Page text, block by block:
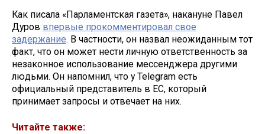
Как писала «Парламентская газета», накануне Павел
Дуров впервые прокомментировал свое
задержание. В частности, он назвал неожиданным тот
факт, что он может нести личную ответственность за
незаконное использование мессенджера другими
людьми. Он напомнил, что у Telegram есть
официальный представитель в ЕС, который
принимает запросы и отвечает на них.
Читайте также: